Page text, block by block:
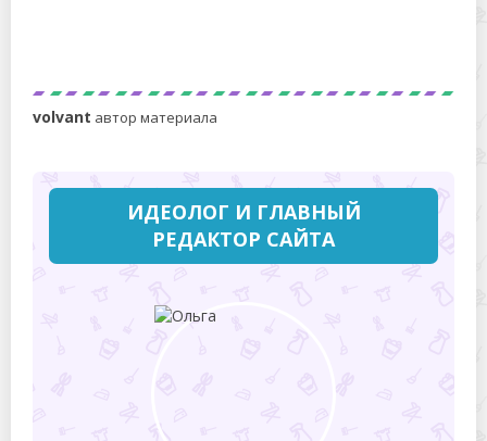
volvant автор материала
ИДЕОЛОГ И ГЛАВНЫЙ
РЕДАКТОР САЙТА